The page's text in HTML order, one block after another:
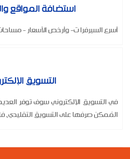
استضافة المواقع
أسرع السيرفرا ت- وأرخص الأسعار -
التسويق
في التسويق الإلكتروني سوف توفر
المُمكن صرفها على التسويق التقليدي،